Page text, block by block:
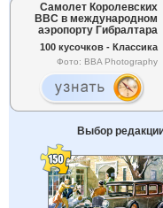
Самолет Королевских
ВВС в международном
аэропорту Гибралтара
100 кусочков - Классика
Фото: BBA Photography
Выбор